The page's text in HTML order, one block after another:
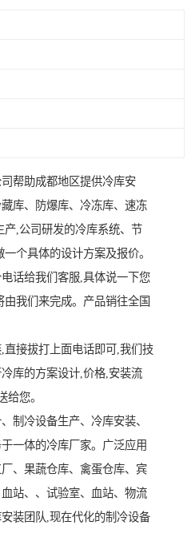
帮助成都地区提供冷库安
库、防爆库、冷冻库、速冻
产,公司研发的冷库系统、节
个具体的设计方案及报价。
话给我们客服,具体说一下您
我们来完成。产品销往全国
接拔打上面电话即可,我们技
库的方案设计,价格,安装流
给您。
冷设备生产、冷库安装、
一体的冷库厂家。广泛应用
、果蔬仓库、禽蛋仓库、宾
站、、试验室、血站、物流
装团队,现在代化的制冷设备